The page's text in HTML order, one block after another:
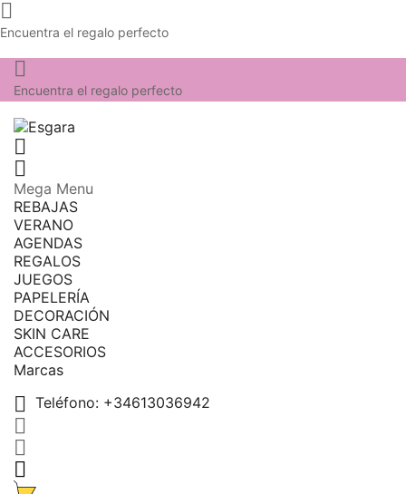

Encuentra el regalo perfecto

Encuentra el regalo perfecto


Mega Menu
REBAJAS
VERANO
AGENDAS
REGALOS
JUEGOS
PAPELERÍA
DECORACIÓN
SKIN CARE
ACCESORIOS
Marcas
 Teléfono: +34613036942


